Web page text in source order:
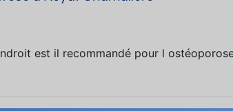
est il recommandé pour l